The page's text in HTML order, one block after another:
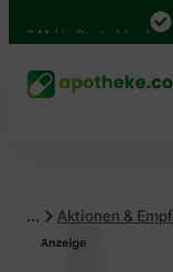
in Deutschland
... Aktionen &